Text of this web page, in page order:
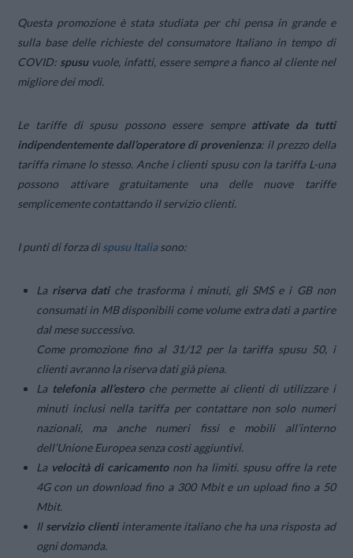
Questa promozione è stata studiata per chi pensa in grande e
sulla base delle richieste del consumatore Italiano in tempo di
COVID: spusuvuole, infatti, essere sempre a fianco al cliente nel
migliore dei modi.
Le tariffe di spusu possono essere sempre attivate da tutti
indipendentemente dall’operatore di provenienza: il prezzo della
tariffa rimane lo stesso. Anche i clienti spusu con la tariffa L-una
possono attivare gratuitamente una delle nuove tariffe
semplicemente contattando il servizio clienti.
I punti di forza dispusu Italiasono:
La riserva datiche trasforma i minuti, gli SMS e i GB non
consumati in MB disponibili come volume extra dati a partire
dal mese successivo.
Come promozione fino al 31/12 per la tariffa spusu 50, i
clienti avranno la riserva dati già piena.
La telefonia all’esteroche permette ai clienti di utilizzare i
minuti inclusi nella tariffa per contattare non solo numeri
nazionali, ma anche numeri fissi e mobili all’interno
dell’Unione Europea senza costi aggiuntivi.
La velocità di caricamentonon ha limiti. spusu offre la rete
4G con un download fino a 300 Mbit e un upload fino a 50
Mbit.
Il servizio clientiinteramente italiano che ha una risposta ad
ogni domanda.